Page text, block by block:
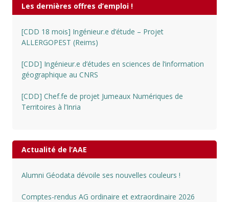
Les dernières offres d’emploi !
[CDD 18 mois] Ingénieur.e d’étude – Projet
ALLERGOPEST (Reims)
[CDD] Ingénieur.e d’études en sciences de l’information
géographique au CNRS
[CDD] Chef.fe de projet Jumeaux Numériques de
Territoires à l’Inria
Actualité de l’AAE
Alumni Géodata dévoile ses nouvelles couleurs !
Comptes-rendus AG ordinaire et extraordinaire 2026